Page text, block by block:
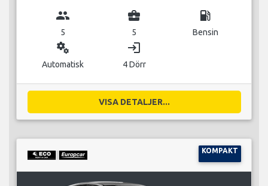
group
5
business_center
5
local_gas_station
Bensin
miscellaneous_services
Automatisk
login
4 Dörr
VISA DETALJER...
KOMPAKT